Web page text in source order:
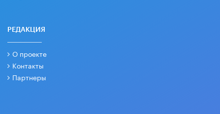
РЕДАКЦИЯ
О проекте
Контакты
Партнеры